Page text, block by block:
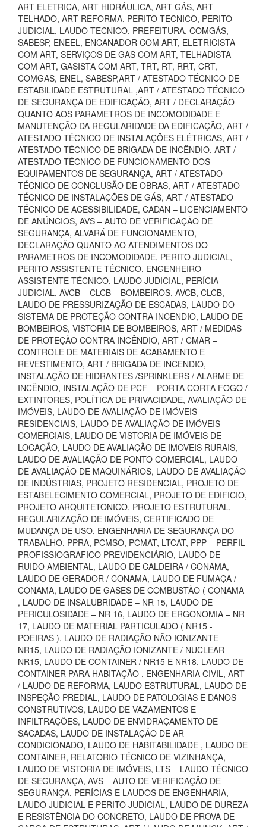
ART ELETRICA, ART HIDRÁULICA, ART GÁS, ART
TELHADO, ART REFORMA, PERITO TECNICO, PERITO
JUDICIAL, LAUDO TECNICO, PREFEITURA, COMGÁS,
SABESP, ENEEL, ENCANADOR COM ART, ELETRICISTA
COM ART, SERVIÇOS DE GAS COM ART, TELHADISTA
COM ART, GASISTA COM ART, TRT, RT, RRT, CRT,
COMGAS, ENEL, SABESP,ART / ATESTADO TÉCNICO DE
ESTABILIDADE ESTRUTURAL ,ART / ATESTADO TÉCNICO
DE SEGURANÇA DE EDIFICAÇÃO, ART / DECLARAÇÃO
QUANTO AOS PARAMETROS DE INCOMODIDADE E
MANUTENÇÃO DA REGULARIDADE DA EDIFICAÇÃO, ART /
ATESTADO TÉCNICO DE INSTALAÇÕES ELÉTRICAS, ART /
ATESTADO TÉCNICO DE BRIGADA DE INCÊNDIO, ART /
ATESTADO TÉCNICO DE FUNCIONAMENTO DOS
EQUIPAMENTOS DE SEGURANÇA, ART / ATESTADO
TÉCNICO DE CONCLUSÃO DE OBRAS, ART / ATESTADO
TÉCNICO DE INSTALAÇÕES DE GÁS, ART / ATESTADO
TÉCNICO DE ACESSIBILIDADE, CADAN – LICENCIAMENTO
DE ANÚNCIOS, AVS – AUTO DE VERIFICAÇÃO DE
SEGURANÇA, ALVARÁ DE FUNCIONAMENTO,
DECLARAÇÃO QUANTO AO ATENDIMENTOS DO
PARAMETROS DE INCOMODIDADE, PERITO JUDICIAL,
PERITO ASSISTENTE TÉCNICO, ENGENHEIRO
ASSISTENTE TÉCNICO, LAUDO JUDICIAL, PERÍCIA
JUDICIAL, AVCB – CLCB – BOMBEIROS, AVCB, CLCB,
LAUDO DE PRESSURIZAÇÃO DE ESCADAS, LAUDO DO
SISTEMA DE PROTEÇÃO CONTRA INCENDIO, LAUDO DE
BOMBEIROS, VISTORIA DE BOMBEIROS, ART / MEDIDAS
DE PROTEÇÃO CONTRA INCÊNDIO, ART / CMAR –
CONTROLE DE MATERIAIS DE ACABAMENTO E
REVESTIMENTO, ART / BRIGADA DE INCENDIO,
INSTALAÇÃO DE HIDRANTES /SPRINKLERS / ALARME DE
INCÊNDIO, INSTALAÇÃO DE PCF – PORTA CORTA FOGO /
EXTINTORES, POLÍTICA DE PRIVACIDADE, AVALIAÇÃO DE
IMÓVEIS, LAUDO DE AVALIAÇÃO DE IMÓVEIS
RESIDENCIAIS, LAUDO DE AVALIAÇÃO DE IMÓVEIS
COMERCIAIS, LAUDO DE VISTORIA DE IMÓVEIS DE
LOCAÇÃO, LAUDO DE AVALIAÇÃO DE IMOVEIS RURAIS,
LAUDO DE AVALIAÇÃO DE PONTO COMERCIAL, LAUDO
DE AVALIAÇÃO DE MAQUINÁRIOS, LAUDO DE AVALIAÇÃO
DE INDÚSTRIAS, PROJETO RESIDENCIAL, PROJETO DE
ESTABELECIMENTO COMERCIAL, PROJETO DE EDIFICIO,
PROJETO ARQUITETÔNICO, PROJETO ESTRUTURAL,
REGULARIZAÇÃO DE IMÓVEIS, CERTIFICADO DE
MUDANÇA DE USO, ENGENHARIA DE SEGURANÇA DO
TRABALHO, PPRA, PCMSO, PCMAT, LTCAT, PPP – PERFIL
PROFISSIOGRAFICO PREVIDENCIÁRIO, LAUDO DE
RUIDO AMBIENTAL, LAUDO DE CALDEIRA / CONAMA,
LAUDO DE GERADOR / CONAMA, LAUDO DE FUMAÇA /
CONAMA, LAUDO DE GASES DE COMBUSTÃO ( CONAMA
, LAUDO DE INSALUBRIDADE – NR 15, LAUDO DE
PERICULOSIDADE – NR 16, LAUDO DE ERGONOMIA – NR
17, LAUDO DE MATERIAL PARTICULADO ( NR15 -
POEIRAS ), LAUDO DE RADIAÇÃO NÃO IONIZANTE –
NR15, LAUDO DE RADIAÇÃO IONIZANTE / NUCLEAR –
NR15, LAUDO DE CONTAINER / NR15 E NR18, LAUDO DE
CONTAINER PARA HABITAÇÃO , ENGENHARIA CIVIL, ART
/ LAUDO DE REFORMA, LAUDO ESTRUTURAL, LAUDO DE
INSPEÇÃO PREDIAL, LAUDO DE PATOLOGIAS E DANOS
CONSTRUTIVOS, LAUDO DE VAZAMENTOS E
INFILTRAÇÕES, LAUDO DE ENVIDRAÇAMENTO DE
SACADAS, LAUDO DE INSTALAÇÃO DE AR
CONDICIONADO, LAUDO DE HABITABILIDADE , LAUDO DE
CONTAINER, RELATORIO TÉCNICO DE VIZINHANÇA,
LAUDO DE VISTORIA DE IMÓVEIS, LTS – LAUDO TÉCNICO
DE SEGURANÇA, AVS – AUTO DE VERIFICAÇÃO DE
SEGURANÇA, PERÍCIAS E LAUDOS DE ENGENHARIA,
LAUDO JUDICIAL E PERITO JUDICIAL, LAUDO DE DUREZA
E RESISTÊNCIA DO CONCRETO, LAUDO DE PROVA DE